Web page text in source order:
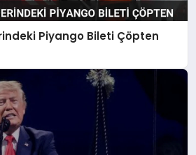
Piyango Bileti Çöpten